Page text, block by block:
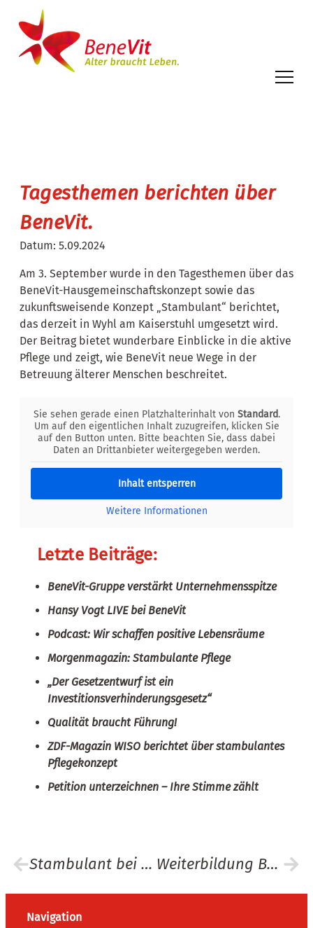
Tagesthemen berichten über
BeneVit.
Datum: 5.09.2024
Am 3. September wurde in den Tagesthemen über das
BeneVit-Hausgemeinschaftskonzept sowie das
zukunftsweisende Konzept „Stambulant“ berichtet,
das derzeit in Wyhl am Kaiserstuhl umgesetzt wird.
Der Beitrag bietet wunderbare Einblicke in die aktive
Pflege und zeigt, wie BeneVit neue Wege in der
Betreuung älterer Menschen beschreitet.
Sie sehen gerade einen Platzhalterinhalt von Standard.
Um auf den eigentlichen Inhalt zuzugreifen, klicken Sie
auf den Button unten. Bitte beachten Sie, dass dabei
Daten an Drittanbieter weitergegeben werden.
Inhalt entsperren
Weitere Informationen
Letzte Beiträge:
BeneVit-Gruppe verstärkt Unternehmensspitze
Hansy Vogt LIVE bei BeneVit
Podcast: Wir schaffen positive Lebensräume
Morgenmagazin: Stambulante Pflege
„Der Gesetzentwurf ist ein
Investitionsverhinderungsgesetz“
Qualität braucht Führung!
ZDF-Magazin WISO berichtet über stambulantes
Pflegekonzept
Petition unterzeichnen – Ihre Stimme zählt
Stambulant bei ARD-aktuell Weiterbildung BeneVit Akademie
Navigation